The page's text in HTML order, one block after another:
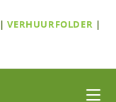
|VERHUURFOLDER |